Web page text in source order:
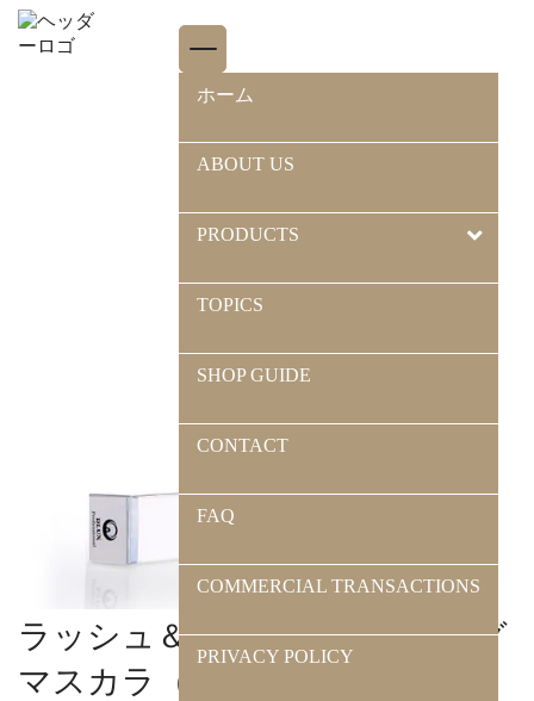
ホーム
ABOUT US
PRODUCTS
TOPICS
SHOP GUIDE
CONTACT
FAQ
COMMERCIAL TRANSACTIONS
PRIVACY POLICY
>
ラッシュ＆ブロウ コーティング
マスカラ（ホワイト）